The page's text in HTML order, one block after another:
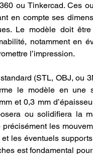
ou Tinkercad. Ces
en compte ses
Le modèle doit
notamment en
l’impression.
(STL, OBJ, ou
le modèle en une
et 0,3 mm
ou solidifiera la
les
les éventuels
est fondamental